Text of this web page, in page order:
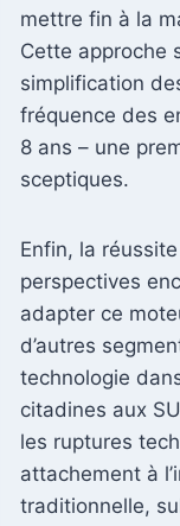
mettre fin à la
Cette approche
simplification
fréquence des
8 ans – une
sceptiques.
Enfin, la
perspectives
adapter ce
d’autres
technologie
citadines aux
les ruptures
attachement à
traditionnelle,